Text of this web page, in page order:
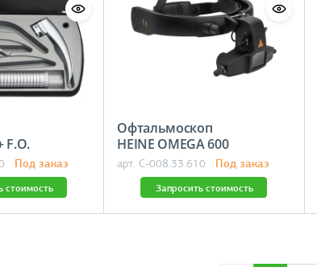
F.O.
Под заказ
стоимость
Офтальмоскоп
HEINE OMEGA 600
арт. C-008.33.610 Под заказ
Запросить стоимость